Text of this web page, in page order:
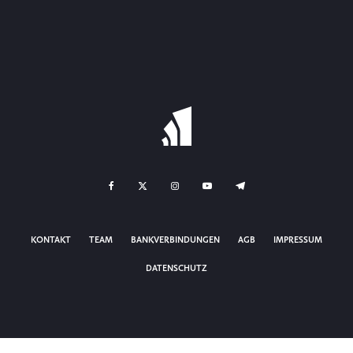
KONTAKT TEAM BANKVERBINDUNGEN AGB IMPRESSUM
DATENSCHUTZ